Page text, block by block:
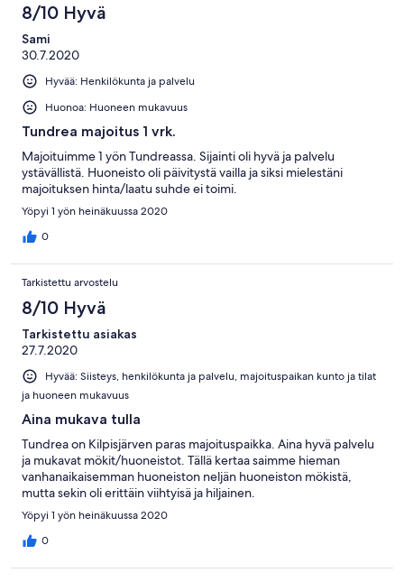
8/10 Hyvä
Sami
30.7.2020
Hyvää: Henkilökunta ja palvelu
Huonoa: Huoneen mukavuus
Tundrea majoitus 1 vrk.
Majoituimme 1 yön Tundreassa. Sijainti oli hyvä ja palvelu
ystävällistä. Huoneisto oli päivitystä vailla ja siksi mielestäni
majoituksen hinta/laatu suhde ei toimi.
Yöpyi 1 yön heinäkuussa 2020
0
Tarkistettu arvostelu
8/10 Hyvä
Tarkistettu asiakas
27.7.2020
Hyvää: Siisteys, henkilökunta ja palvelu, majoituspaikan kunto ja tilat
ja huoneen mukavuus
Aina mukava tulla
Tundrea on Kilpisjärven paras majoituspaikka. Aina hyvä palvelu
ja mukavat mökit/huoneistot. Tällä kertaa saimme hieman
vanhanaikaisemman huoneiston neljän huoneiston mökistä,
mutta sekin oli erittäin viihtyisä ja hiljainen.
Yöpyi 1 yön heinäkuussa 2020
0